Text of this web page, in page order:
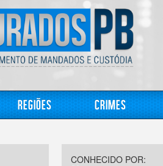
Regiões Crimes
CONHECIDO POR: